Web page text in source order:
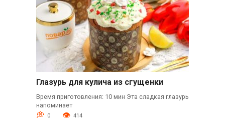
Глазурь для кулича из сгущенки
Время приготовления: 10 мин Эта сладкая глазурь
напоминает
0 414